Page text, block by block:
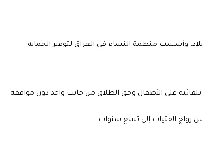
وأسست منظمة النساء في العراق لتوفير الحماية
على الأطفال وحق الطلاق من جانب واحد دون موافقة
زواج الفتيات إلى تسع سنوات.